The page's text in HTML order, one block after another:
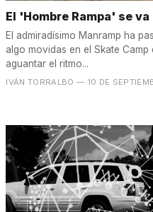
El 'Hombre Rampa' se
El admiradísimo Manramp ha
algo movidas en el Skate Camp
aguantar el ritmo...
IVÁN TORRALBO — 10 DE